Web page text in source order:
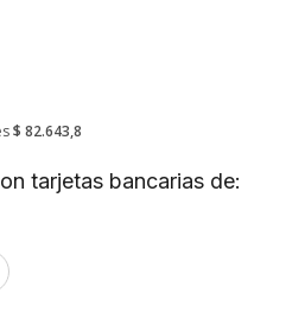
$ 82.643,8
tarjetas bancarias de: